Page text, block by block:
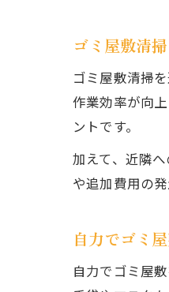
ゴミ屋敷清
ゴミ屋敷清掃
作業効率が向
ントです。
加えて、近隣
や追加費用の
自力でゴミ
自力でゴミ屋